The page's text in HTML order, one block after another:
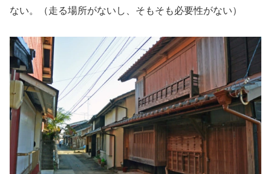
ない。（走る場所がないし、そもそも必要性がない）